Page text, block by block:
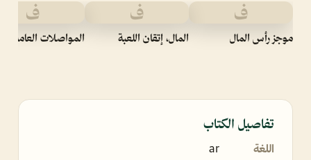
ف
موجز رأس المال
ف
المال، إتقان اللعبة
ف
المواصلات العامة
تفاصيل الكتاب
اللغة ar